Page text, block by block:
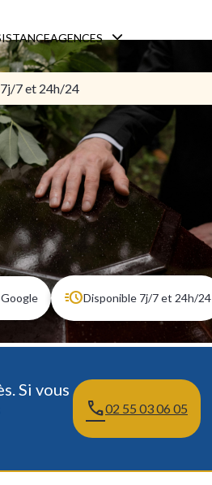
AGENCES
7 et 24h/24
Disponible 7j/7 et 24h/24
Si vous
02 55 03 06 05